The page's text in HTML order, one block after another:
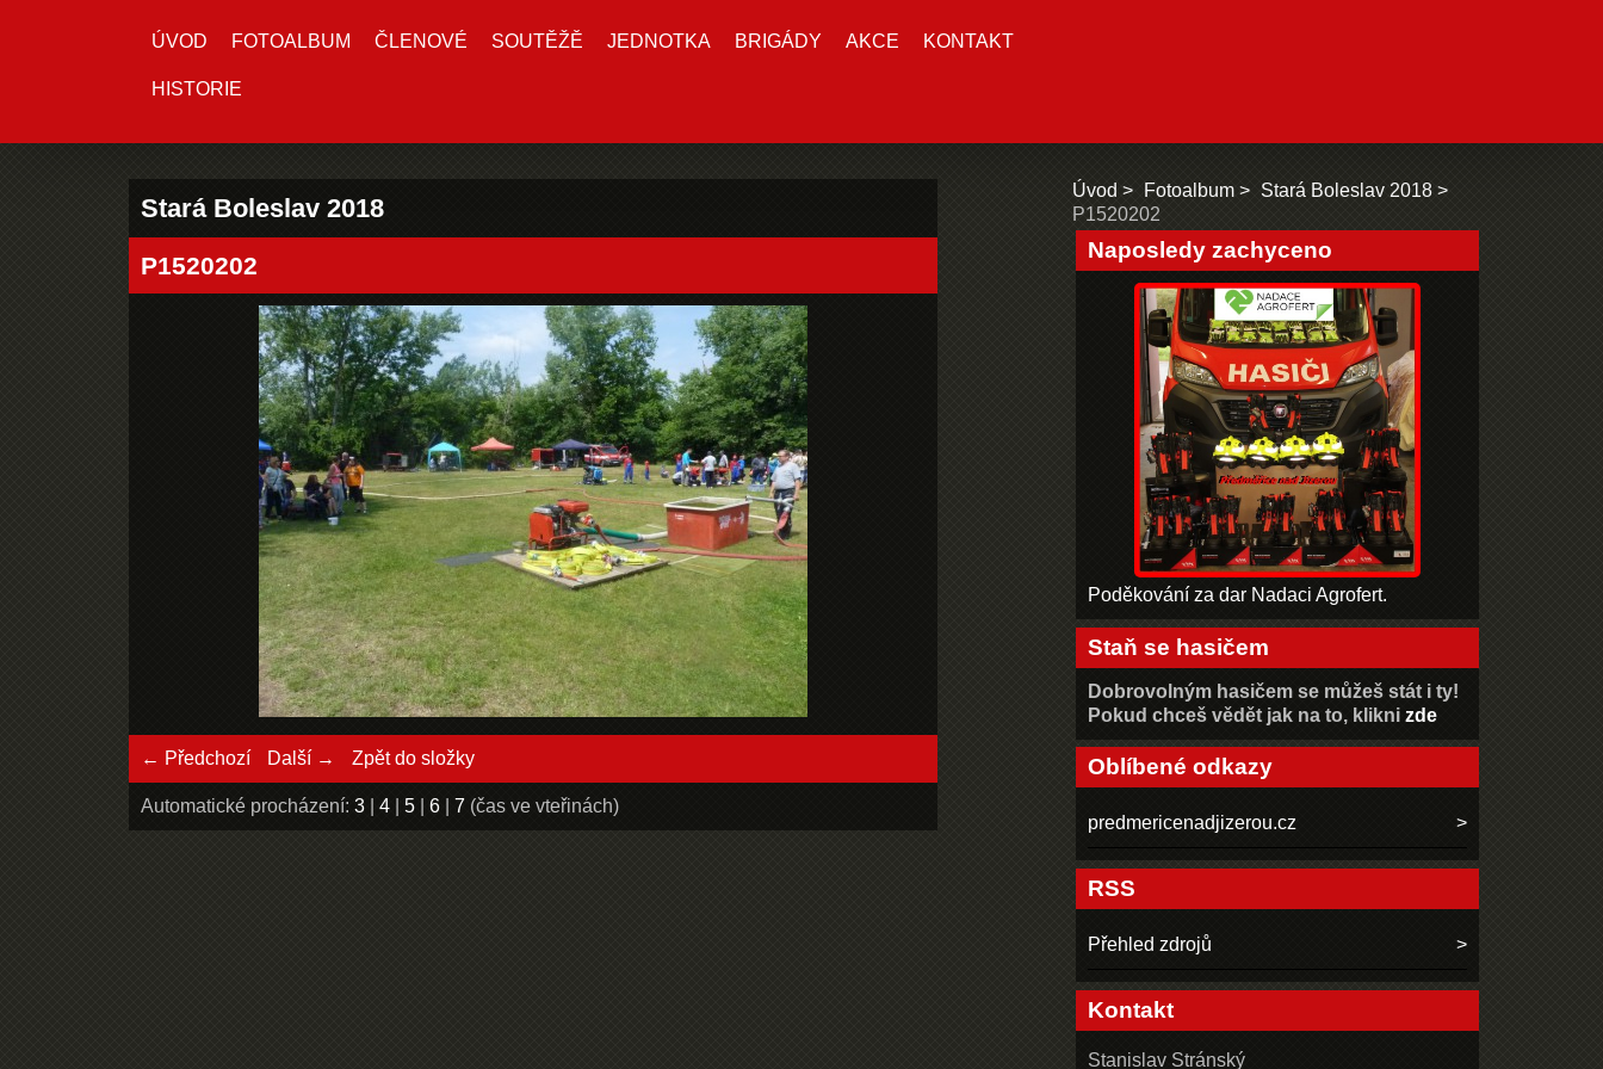
ÚVOD FOTOALBUM ČLENOVÉ SOUTĚŽĚ JEDNOTKA BRIGÁDY AKCE KONTAKT
HISTORIE
Stará Boleslav 2018
P1520202
← Předchozí Další → Zpět do složky
Automatické procházení: 3| 4| 5| 6| 7(čas ve vteřinách)
Úvod Fotoalbum
Stará Boleslav 2018
P1520202
Naposledy zachyceno
Poděkování za dar Nadaci Agrofert.
Staň se hasičem
Dobrovolným hasičem se můžeš stát i ty!
Pokud chceš vědět jak na to, kliknizde
Oblíbené odkazy
predmericenadjizerou.cz
RSS
Přehled zdrojů
Kontakt
Stanislav Stránský